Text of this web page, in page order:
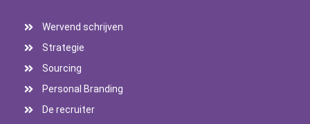
Wervend schrijven
Strategie
Sourcing
Personal Branding
De recruiter